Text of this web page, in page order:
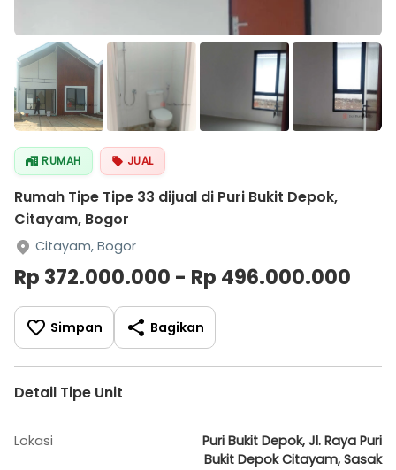
RUMAH JUAL
Rumah Tipe Tipe 33 dijual di Puri Bukit Depok,
Citayam, Bogor
Citayam, Bogor
Rp 372.000.000 - Rp 496.000.000
Simpan Bagikan
Detail Tipe Unit
Lokasi
Puri Bukit Depok, Jl. Raya Puri
Bukit Depok Citayam, Sasak